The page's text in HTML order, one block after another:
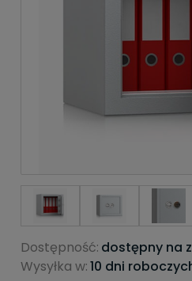
Dostępność: dostępny na
Wysyłka w:10 dni